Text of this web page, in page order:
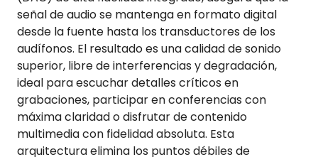
señal de audio se mantenga en formato digital
desde la fuente hasta los transductores de los
audífonos. El resultado es una calidad de sonido
superior, libre de interferencias y degradación,
ideal para escuchar detalles críticos en
grabaciones, participar en conferencias con
máxima claridad o disfrutar de contenido
multimedia con fidelidad absoluta. Esta
arquitectura elimina los puntos débiles de